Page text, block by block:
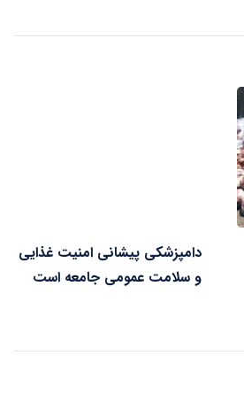
دامپزشکی پیشانی امنیت غذایی
و سلامت عمومی جامعه است